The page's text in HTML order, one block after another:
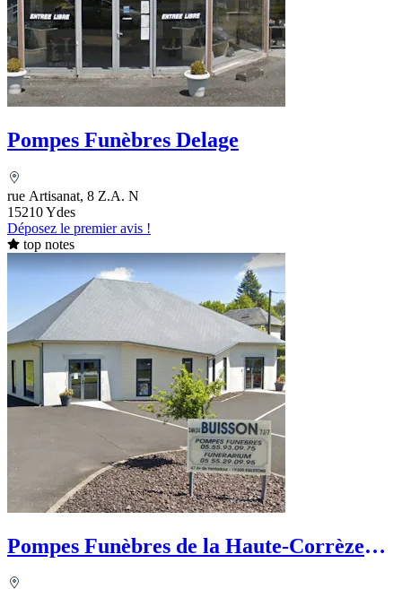
Pompes Funèbres Delage
rue Artisanat, 8 Z.A. N
15210 Ydes
Déposez le premier avis !
top notes
Pompes Funèbres de la Haute-Corrèze